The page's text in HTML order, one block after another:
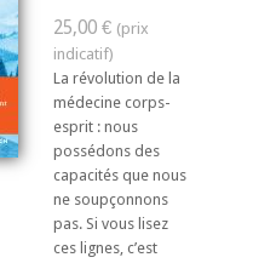
25,00 €
La révolution de la
médecine corps-
esprit : nous
possédons des
capacités que nous
ne soupçonnons
pas. Si vous lisez
ces lignes, c’est